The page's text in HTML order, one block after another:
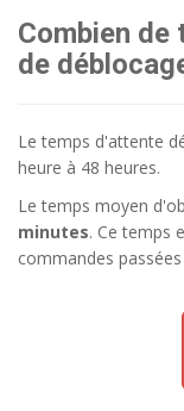
Combien de
de
Le temps d'attente
heure à 48 heures.
Le temps moyen
minutes. Ce temps
commandes